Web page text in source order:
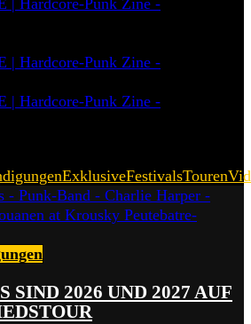
ExklusiveFestivalsTouren
SIND 2026 UND 2027 AUF